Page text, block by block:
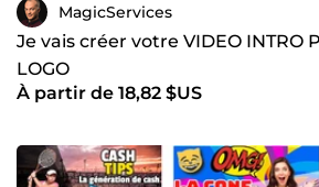
MagicServices
Je vais créer votre VIDEO INTRO
LOGO
À partir de 18,82 $US